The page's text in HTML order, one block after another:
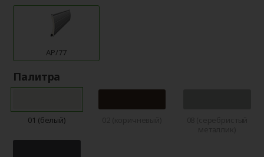
AP/77
Палитра
01 (белый)